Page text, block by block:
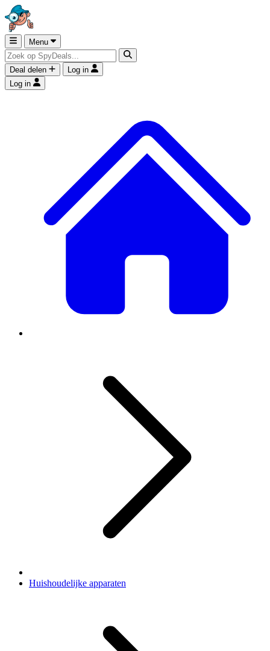
Menu
Deal delen
Log in
Log in
Huishoudelijke apparaten